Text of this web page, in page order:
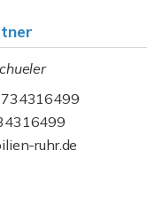
ruhr.de